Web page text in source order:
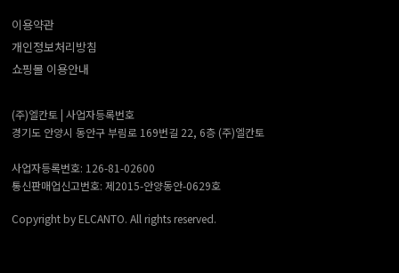
이용약관
개인정보처리방침
쇼핑몰 이용안내
(주)엘칸토 | 사업자등록번호
경기도 안양시 동안구 부림로 169번길 22, 6층 (주)엘칸토
사업자등록번호: 126-81-02600
통신판매업신고번호: 제2015-안양동안-0629호
Copyright by ELCANTO. All rights reserved.